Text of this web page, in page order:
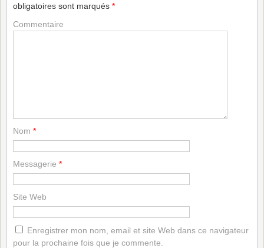
obligatoires sont marqués *
Commentaire
Nom *
Messagerie *
Site Web
Enregistrer mon nom, email et site Web dans ce navigateur
pour la prochaine fois que je commente.